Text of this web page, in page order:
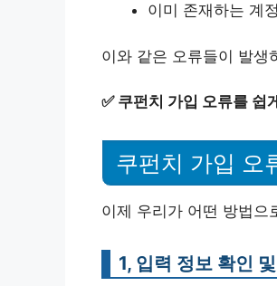
이미 존재하는 계
이와 같은 오류들이 발생
✅ 쿠펀치 가입 오류를 쉽
쿠펀치 가입 오
이제 우리가 어떤 방법으
1, 입력 정보 확인